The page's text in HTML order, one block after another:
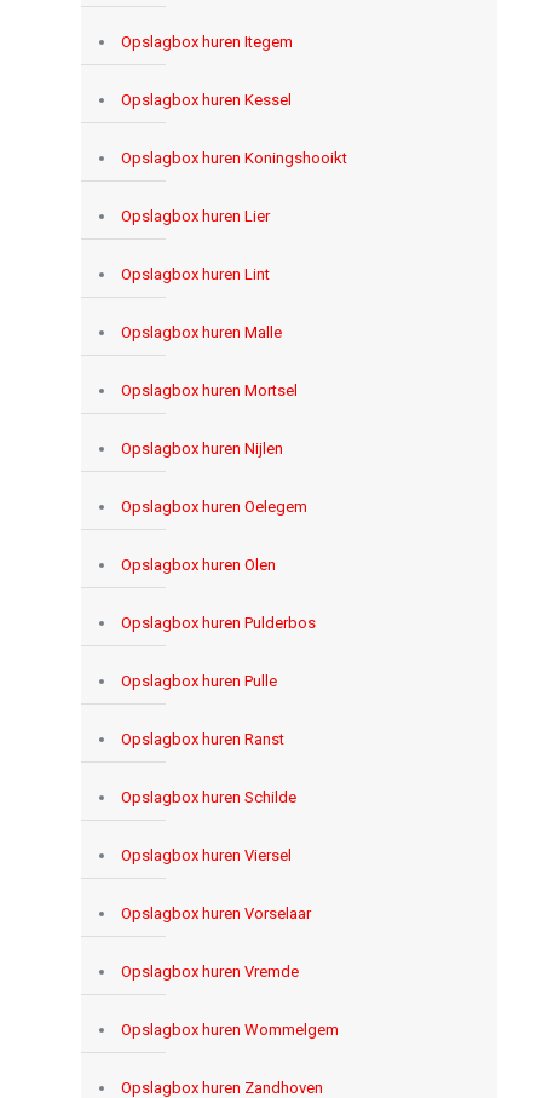
Opslagbox huren Itegem
Opslagbox huren Kessel
Opslagbox huren Koningshooikt
Opslagbox huren Lier
Opslagbox huren Lint
Opslagbox huren Malle
Opslagbox huren Mortsel
Opslagbox huren Nijlen
Opslagbox huren Oelegem
Opslagbox huren Olen
Opslagbox huren Pulderbos
Opslagbox huren Pulle
Opslagbox huren Ranst
Opslagbox huren Schilde
Opslagbox huren Viersel
Opslagbox huren Vorselaar
Opslagbox huren Vremde
Opslagbox huren Wommelgem
Opslagbox huren Zandhoven